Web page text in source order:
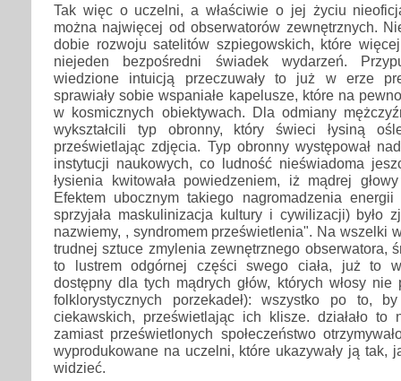
Tak więc o uczelni, a właściwie o jej życiu
można najwięcej od obserwatorów zewnętrznych.
dobie rozwoju satelitów szpiegowskich, które
niejeden bezpośredni świadek wydarzeń.
wiedzione intuicją przeczuwały to już w erze
sprawiały sobie wspaniałe kapelusze, które na
w kosmicznych obiektywach. Dla odmiany
wykształcili typ obronny, który świeci łysiną
prześwietlając zdjęcia. Typ obronny występował
instytucji naukowych, co ludność nieświadoma
łysienia kwitowała powiedzeniem, iż mądrej
Efektem ubocznym takiego nagromadzenia energii
sprzyjała maskulinizacja kultury i cywilizacji) było
nazwiemy, , syndromem prześwietlenia". Na wszelki
trudnej sztuce zmylenia zewnętrznego obserwatora,
to lustrem odgórnej części swego ciała, już to
dostępny dla tych mądrych głów, których włosy nie
folklorystycznych porzekadeł): wszystko po to,
ciekawskich, prześwietlając ich klisze. działało
zamiast prześwietlonych społeczeństwo
wyprodukowane na uczelni, które ukazywały ją tak,
widzieć.